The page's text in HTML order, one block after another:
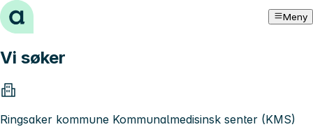
Hopp til innhold Meny
Vi søker
Ringsaker kommune Kommunalmedisinsk senter (KMS)